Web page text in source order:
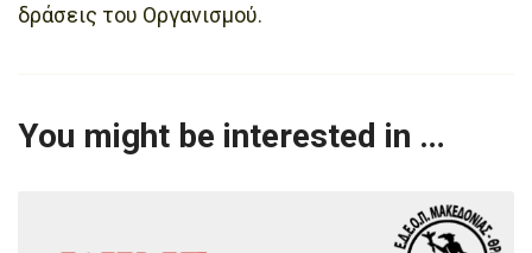
δράσεις του Οργανισμού.
You might be interested in …